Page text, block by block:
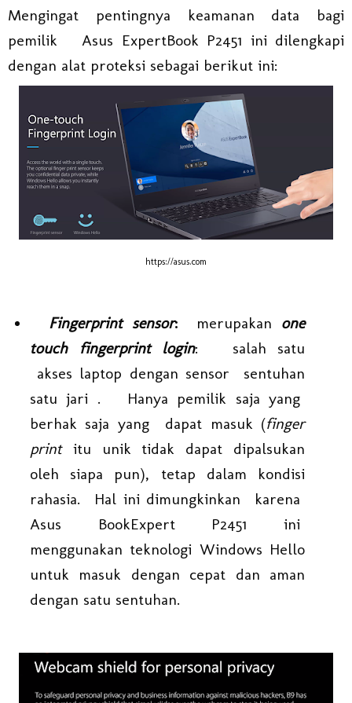
Mengingat pentingnya keamanan data bagi
pemilik Asus ExpertBook P2451 ini dilengkapi
dengan alat proteksi sebagai berikut ini:
https://asus.com
Fingerprint sensor: merupakan one
touch fingerprint login: salah satu
akses laptop dengan sensor sentuhan
satu jari . Hanya pemilik saja yang
berhak saja yang dapat masuk (finger
printitu unik tidak dapat dipalsukan
oleh siapa pun), tetap dalam kondisi
rahasia. Hal ini dimungkinkan karena
Asus BookExpert P2451 ini
menggunakan teknologi Windows Hello
untuk masuk dengan cepat dan aman
dengan satu sentuhan.